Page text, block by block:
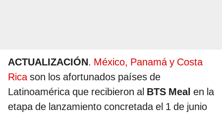
ACTUALIZACIÓN. México, Panamá y Costa
Ricason los afortunados países de
Latinoamérica que recibieron al BTS Meal en la
etapa de lanzamiento concretada el 1 de junio